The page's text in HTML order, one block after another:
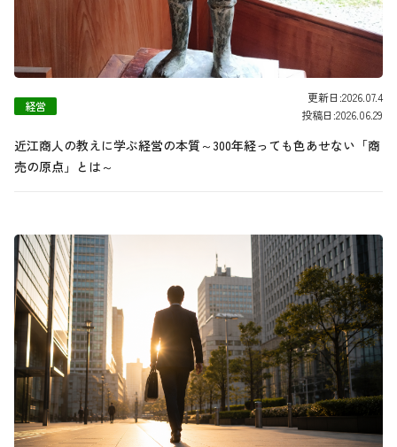
経営
更新日:2026.07.4
投稿日:2026.06.29
近江商人の教えに学ぶ経営の本質～300年経っても色あせない「商
売の原点」とは～